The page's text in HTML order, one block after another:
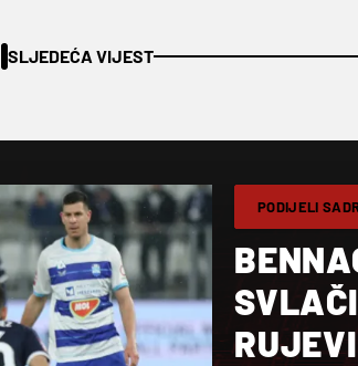
SLJEDEĆA VIJEST
PODIJELI